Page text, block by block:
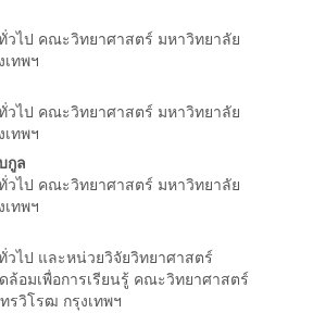
วไป คณะวิทยาศาสตร์ มหาวิทยาลัย
ทพฯ
วไป คณะวิทยาศาสตร์ มหาวิทยาลัย
ทพฯ
กูล
วไป คณะวิทยาศาสตร์ มหาวิทยาลัย
ทพฯ
ไป และหน่วยวิจัยวิทยาศาสตร์
ล้อมเพื่อการเรียนรู้ คณะวิทยาศาสตร์
รวิโรฒ กรุงเทพฯ